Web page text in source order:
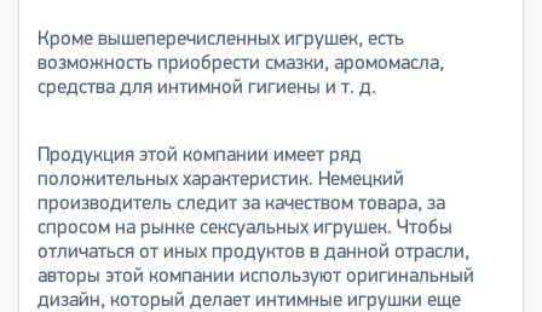
Кроме вышеперечисленных игрушек, есть
возможность приобрести смазки, аромомасла,
средства для интимной гигиены и т. д.
Продукция этой компании имеет ряд
положительных характеристик. Немецкий
производитель следит за качеством товара, за
спросом на рынке сексуальных игрушек. Чтобы
отличаться от иных продуктов в данной отрасли,
авторы этой компании используют оригинальный
дизайн, который делает интимные игрушки еще